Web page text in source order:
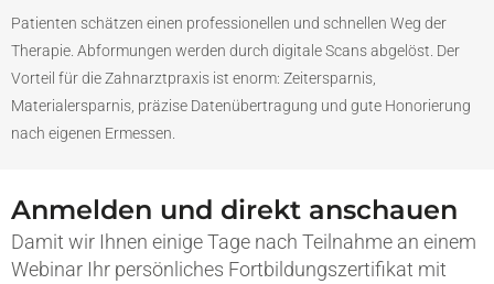
Patienten schätzen einen professionellen und schnellen Weg der
Therapie. Abformungen werden durch digitale Scans abgelöst. Der
Vorteil für die Zahnarztpraxis ist enorm: Zeitersparnis,
Materialersparnis, präzise Datenübertragung und gute Honorierung
nach eigenen Ermessen.
Anmelden und direkt anschauen
Damit wir Ihnen einige Tage nach Teilnahme an einem
Webinar Ihr persönliches Fortbildungszertifikat mit